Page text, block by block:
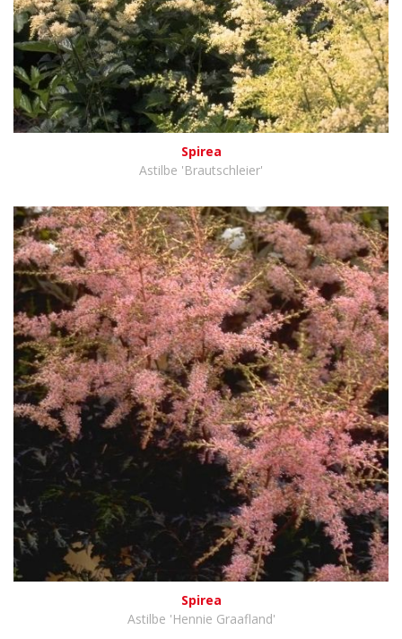
Spirea
Astilbe 'Brautschleier'
Spirea
Astilbe 'Hennie Graafland'